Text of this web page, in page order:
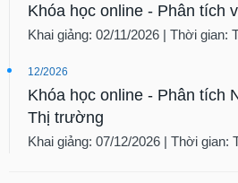
Khóa học online - Phân tích
Khai giảng: 02/11/2026 | Thời gian:
12/2026
Khóa học online - Phân tích
Thị trường
Khai giảng: 07/12/2026 | Thời gian: